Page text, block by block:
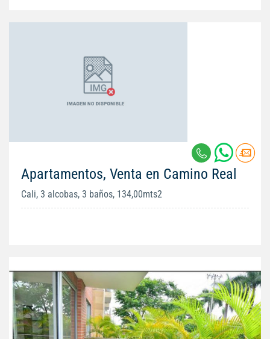
Apartamentos, Venta en Camino Real
Cali, 3 alcobas, 3 baños, 134,00mts2